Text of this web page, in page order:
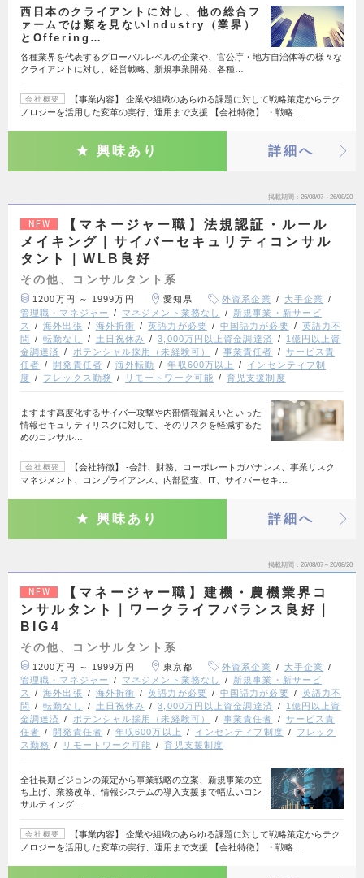
西日本のクライアントに対し、他の総合フ
ァームでは類を見ないIndustry（業界）
とOffering…
各種業界を代表するグローバルレベルの企業や、官公庁・地方自治体等の様々な
クライアントに対し、経営戦略、新規事業開発、各種…
会社概要
【事業内容】 企業や組織のあらゆる課題に対して戦略策定からテク
ノロジーを活用した変革の実行、運用まで支援 【会社特徴】 ・戦略…
興味あり 詳細へ
掲載期間 26/08/07～26/08/20
NEW
【マネージャー職】法規認証・ルール
メイキング｜サイバーセキュリティコンサル
タント｜WLB良好
その他、コンサルタント系
1200万円 ～ 1999万円 愛知県 外資系企業
大手企業
管理職・マネジャー
マネジメント業務なし
新規事業・新サービ
ス
海外出張 海外折衝 英語力が必要 中国語力が必要
英語力不
問
転勤なし 土日祝休み 3,000万円以上資金調達済
1億円以上資
金調達済
ポテンシャル採用（未経験可） 事業責任者
サービス責
任者
開発責任者 海外転勤 年収600万以上
インセンティブ制
度
フレックス勤務 リモートワーク可能 育児支援制度
ますます高度化するサイバー攻撃や内部情報漏えいといった
情報セキュリティリスクに対して、そのリスクを軽減するた
めのコンサル…
会社概要
【会社特徴】 ‐会計、財務、コーポレートガバナンス、事業リスク
マネジメント、コンプライアンス、内部監査、IT、サイバーセキ…
興味あり 詳細へ
掲載期間 26/08/07～26/08/20
NEW
【マネージャー職】建機・農機業界コ
ンサルタント｜ワークライフバランス良好｜
BIG4
その他、コンサルタント系
1200万円 ～ 1999万円 東京都 外資系企業
大手企業
管理職・マネジャー
マネジメント業務なし
新規事業・新サービ
ス
海外出張 海外折衝 英語力が必要 中国語力が必要
英語力不
問
転勤なし 土日祝休み 3,000万円以上資金調達済
1億円以上資
金調達済
ポテンシャル採用（未経験可） 事業責任者
サービス責
任者
開発責任者 年収600万以上 インセンティブ制度
フレック
ス勤務
リモートワーク可能 育児支援制度
全社長期ビジョンの策定から事業戦略の立案、新規事業の立
ち上げ、業務改革、情報システムの導入支援まで幅広いコン
サルティング…
会社概要
【事業内容】 企業や組織のあらゆる課題に対して戦略策定からテク
ノロジーを活用した変革の実行、運用まで支援 【会社特徴】 ・戦略…